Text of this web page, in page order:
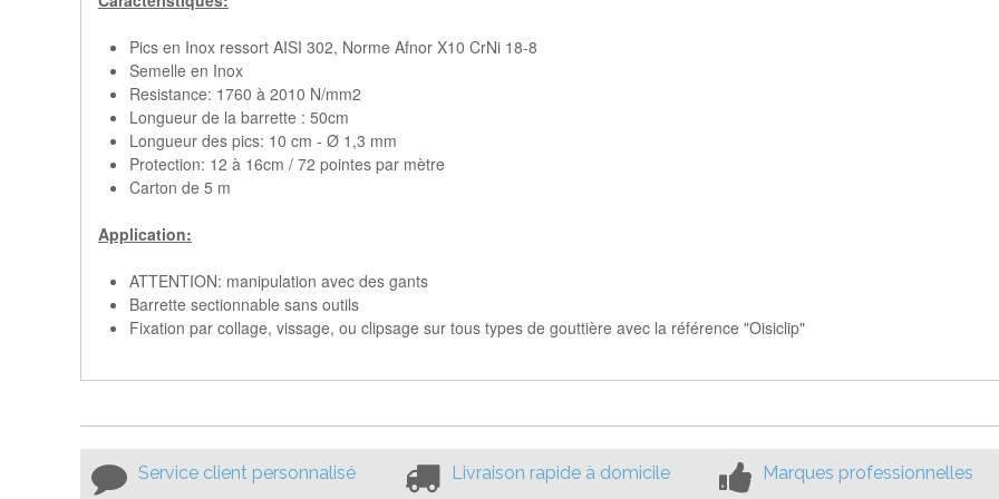
Pics en Inox ressort AISI 302, Norme Afnor X10 CrNi 18-8
Semelle en Inox
Resistance: 1760 à 2010 N/mm2
Longueur de la barrette : 50cm
Longueur des pics: 10 cm - Ø 1,3 mm
Protection: 12 à 16cm / 72 pointes par mètre
Carton de 5 m
Application:
ATTENTION: manipulation avec des gants
Barrette sectionnable sans outils
Fixation par collage, vissage, ou clipsage sur tous types de gouttière avec la référence "Oisiclip"
Service client personnalisé Livraison rapide à domicile Marques professionnelles